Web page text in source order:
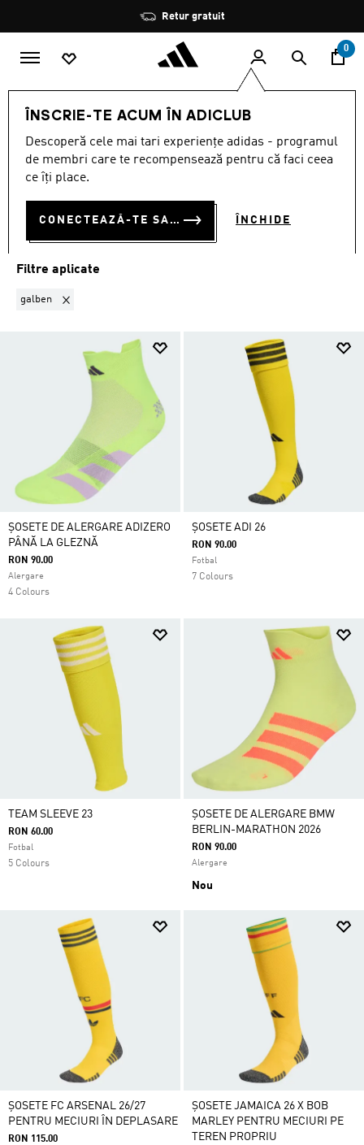
Oprește
rotația
Retur gratuit
0
ÎNSCRIE-TE ACUM ÎN ADICLUB
Descoperă cele mai tari experiențe adidas - programul
de membri care te recompensează pentru că faci ceea
ce îți place.
CONECTEAZĂ-TE SAU ÎNSCRIE-TE ACUM ÎNCHIDE
BĂRBAȚI ACCESORII Șosete
GALBEN·ȘOSETE
Filtre aplicate
galben Elimină filtrul Sortat momentan după CULOARE: galben
ȘOSETE DE ALERGARE ADIZERO
PÂNĂ LA GLEZNĂ
RON 90.00
Alergare
4 Colours
ȘOSETE ADI 26
RON 90.00
Fotbal
7 Colours
TEAM SLEEVE 23
RON 60.00
Fotbal
5 Colours
ȘOSETE DE ALERGARE BMW
BERLIN-MARATHON 2026
RON 90.00
Alergare
Nou
ȘOSETE FC ARSENAL 26/27
PENTRU MECIURI ÎN DEPLASARE
RON 115.00
ȘOSETE JAMAICA 26 X BOB
MARLEY PENTRU MECIURI PE
TEREN PROPRIU